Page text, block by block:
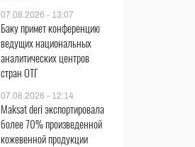
07.08.2026 - 13:07
Баку примет конференцию
ведущих национальных
аналитических центров
стран ОТГ
07.08.2026 - 12:14
Maksat deri экспортировала
более 70% произведенной
кожевенной продукции